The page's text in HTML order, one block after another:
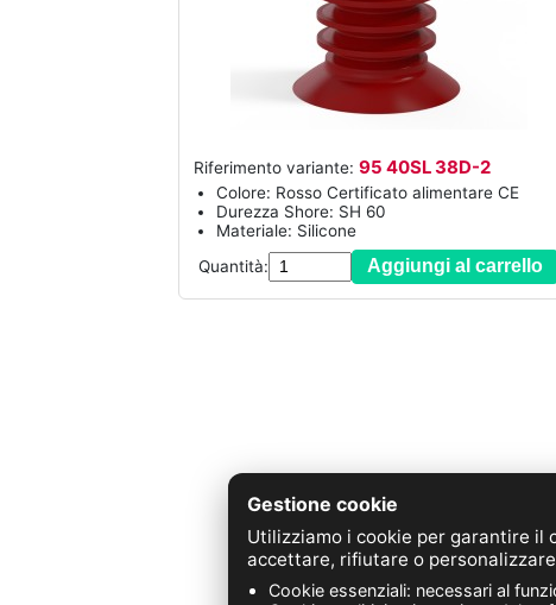
Riferimento variante: 95 40SL 38D-2
Colore: Rosso Certificato alimentare CE
Durezza Shore: SH 60
Materiale: Silicone
Quantità:
Aggiungi al carrello
Z.A. de
Gestione cookie
Utilizziamo i cookie per garantire il
accettare, rifiutare o
Cookie essenziali: necessari al